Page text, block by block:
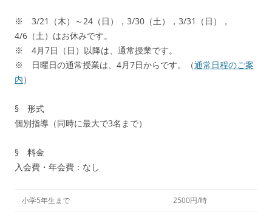
※ 3/21（木）～24（日），3/30（土），3/31（日），
4/6（土）はお休みです。
※ 4月7日（日）以降は、通常授業です。
※ 日曜日の通常授業は、4月7日からです。（通常日程のご案
内）
§ 形式
個別指導（同時に最大で3名まで）
§ 料金
入会費・年会費：なし
小学5年生まで 2500円/時